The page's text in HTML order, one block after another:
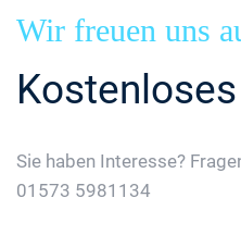
Wir freuen uns
Sie haben Interesse?
01573 5981134